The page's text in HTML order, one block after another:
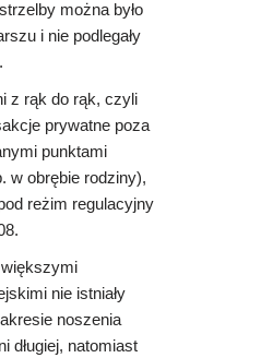
można było
i nie podlegały
z rąk do rąk, czyli
prywatne poza
punktami
w obrębie rodziny),
reżim regulacyjny
nie istniały
noszenia
długiej, natomiast